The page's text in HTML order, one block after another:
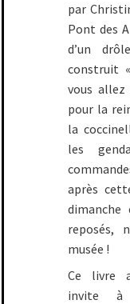
par
Pont des
d’un
construit
vous allez
pour la
la
les
après
reposés,
musée !
Ce livre
invite à